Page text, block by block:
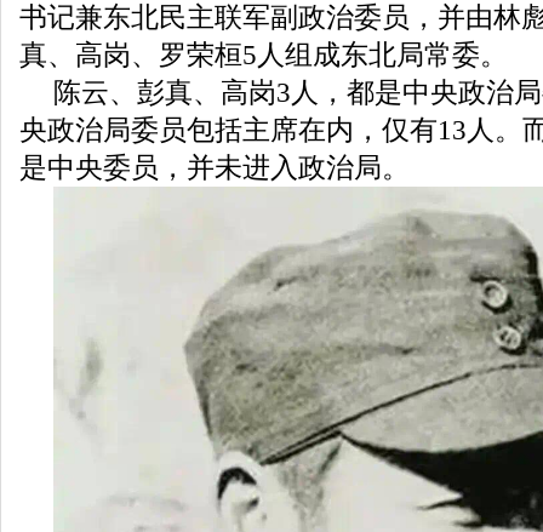
书记兼东北民主联军副政治委员，并由林
真、高岗、罗荣桓5人组成东北局常委。
陈云、彭真、高岗3人，都是中央政治
央政治局委员包括主席在内，仅有13人。
是中央委员，并未进入政治局。